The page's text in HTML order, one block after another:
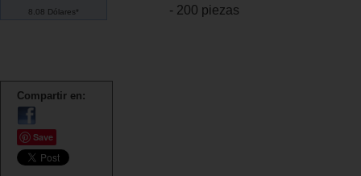
8.08 Dólares*
Compartir en:
Save
- 200 piezas